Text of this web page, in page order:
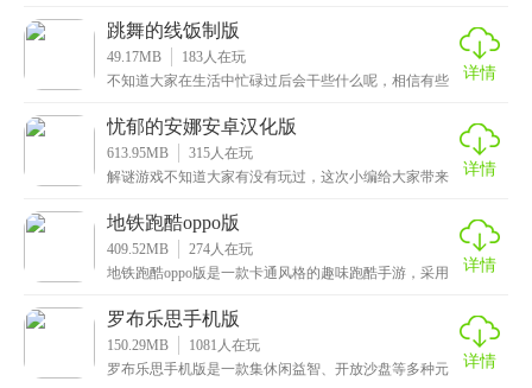
家的呢
跳舞的线饭制版
49.17MB 183 人在玩
不知道大家在生活中忙碌过后会干些什么呢，相信有些
的是
详情
忧郁的安娜安卓汉化版
613.95MB 315 人在玩
解谜游戏不知道大家有没有玩过，这次小编给大家带来
手游
详情
地铁跑酷oppo版
409.52MB 274 人在玩
地铁跑酷oppo版是一款卡通风格的趣味跑酷手游，采用
详情
罗布乐思手机版
150.29MB 1081 人在玩
罗布乐思手机版是一款集休闲益智、开放沙盘等多种元
详情